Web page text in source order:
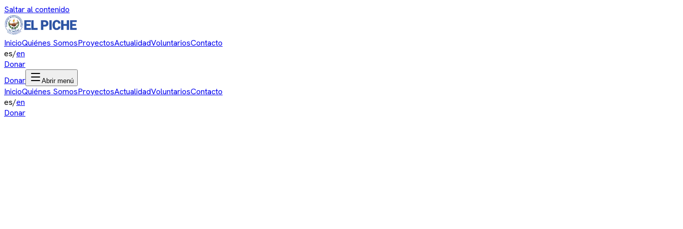
Saltar al contenido
InicioQuiénes SomosProyectosActualidadVoluntariosContacto
es/en
Donar
Donar
Abrir menú
InicioQuiénes SomosProyectosActualidadVoluntariosContacto
es/en
Donar